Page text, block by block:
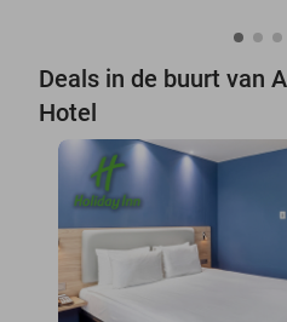
Deals in de buurt van
Hotel